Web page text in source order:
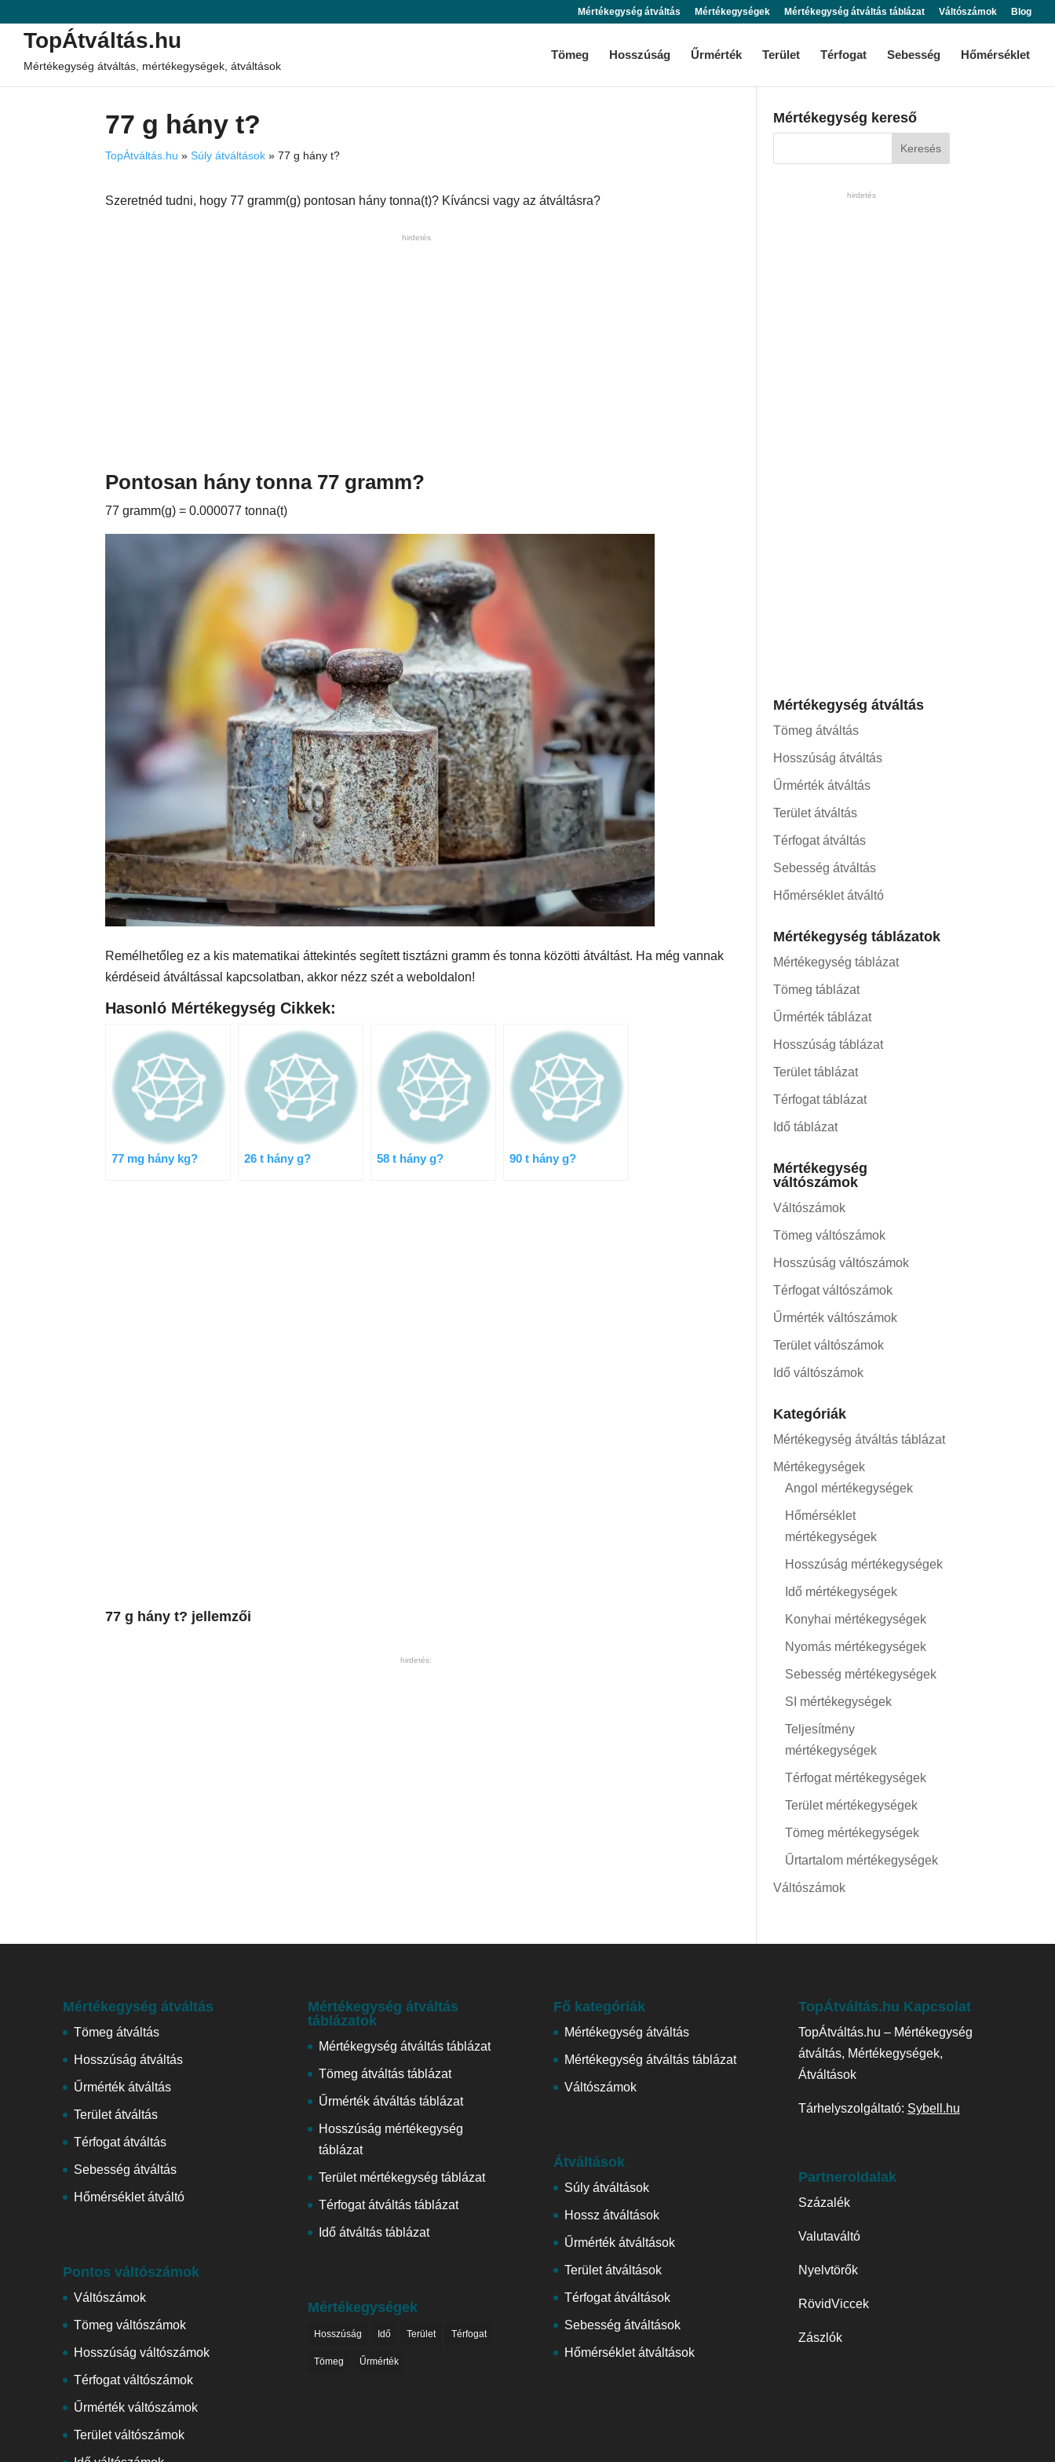
Mértékegység átváltás Mértékegységek Mértékegység átváltás táblázat Váltószámok Blog
TopÁtváltás.hu
Mértékegység átváltás, mértékegységek, átváltások
Tömeg Hosszúság Űrmérték Terület Térfogat Sebesség Hőmérséklet
77 g hány t?
TopÁtváltás.hu »Súly átváltások »77 g hány t?
Szeretnéd tudni, hogy 77 gramm(g) pontosan hány tonna(t)? Kíváncsi vagy az átváltásra?
hirdetés
Pontosan hány tonna 77 gramm?
77 gramm(g) = 0.000077 tonna(t)
Remélhetőleg ez a kis matematikai áttekintés segített tisztázni gramm és tonna közötti átváltást. Ha még vannak
kérdéseid átváltással kapcsolatban, akkor nézz szét a weboldalon!
Hasonló Mértékegység Cikkek:
77 mg hány kg? 26 t hány g? 58 t hány g? 90 t hány g?
77 g hány t? jellemzői
hirdetés:
Mértékegység kereső
hirdetés
Mértékegység átváltás
Tömeg átváltás
Hosszúság átváltás
Űrmérték átváltás
Terület átváltás
Térfogat átváltás
Sebesség átváltás
Hőmérséklet átváltó
Mértékegység táblázatok
Mértékegység táblázat
Tömeg táblázat
Űrmérték táblázat
Hosszúság táblázat
Terület táblázat
Térfogat táblázat
Idő táblázat
Mértékegység
váltószámok
Váltószámok
Tömeg váltószámok
Hosszúság váltószámok
Térfogat váltószámok
Űrmérték váltószámok
Terület váltószámok
Idő váltószámok
Kategóriák
Mértékegység átváltás táblázat
Mértékegységek
Angol mértékegységek
Hőmérséklet
mértékegységek
Hosszúság mértékegységek
Idő mértékegységek
Konyhai mértékegységek
Nyomás mértékegységek
Sebesség mértékegységek
SI mértékegységek
Teljesítmény
mértékegységek
Térfogat mértékegységek
Terület mértékegységek
Tömeg mértékegységek
Űrtartalom mértékegységek
Váltószámok
Mértékegység átváltás
Tömeg átváltás
Hosszúság átváltás
Űrmérték átváltás
Terület átváltás
Térfogat átváltás
Sebesség átváltás
Hőmérséklet átváltó
Pontos váltószámok
Váltószámok
Tömeg váltószámok
Hosszúság váltószámok
Térfogat váltószámok
Űrmérték váltószámok
Terület váltószámok
Mértékegység átváltás
táblázatok
Mértékegység átváltás táblázat
Tömeg átváltás táblázat
Űrmérték átváltás táblázat
Hosszúság mértékegység
táblázat
Terület mértékegység táblázat
Térfogat átváltás táblázat
Idő átváltás táblázat
Mértékegységek
Hosszúság Idő Terület Térfogat
Tömeg Űrmérték
Fő kategóriák
Mértékegység átváltás
Mértékegység átváltás táblázat
Váltószámok
Átváltások
Súly átváltások
Hossz átváltások
Űrmérték átváltások
Terület átváltások
Térfogat átváltások
Sebesség átváltások
Hőmérséklet átváltások
TopÁtváltás.hu Kapcsolat
TopÁtváltás.hu – Mértékegység
átváltás, Mértékegységek,
Átváltások
Tárhelyszolgáltató: Sybell.hu
Partneroldalak
Százalék
Valutaváltó
Nyelvtörők
RövidViccek
Zászlók